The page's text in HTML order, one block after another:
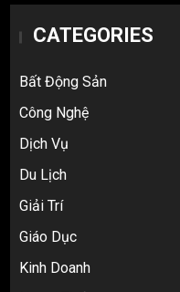
CATEGORIES
Bất Động Sản
Công Nghệ
Dịch Vụ
Du Lịch
Giải Trí
Giáo Dục
Kinh Doanh